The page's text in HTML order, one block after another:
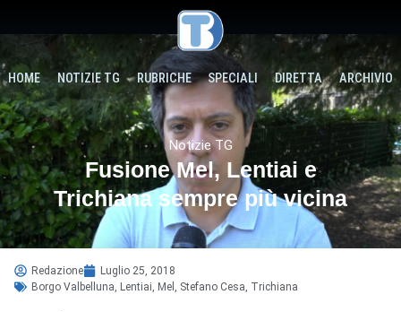
HOME NOTIZIE TG RUBRICHE SPECIALI DIRETTA ARCHIVIO
Notizie TG
Fusione Mel, Lentiai e
Trichiana sempre più vicina
Redazione
Luglio 25, 2018
Borgo Valbelluna Lentiai Mel Stefano Cesa Trichiana